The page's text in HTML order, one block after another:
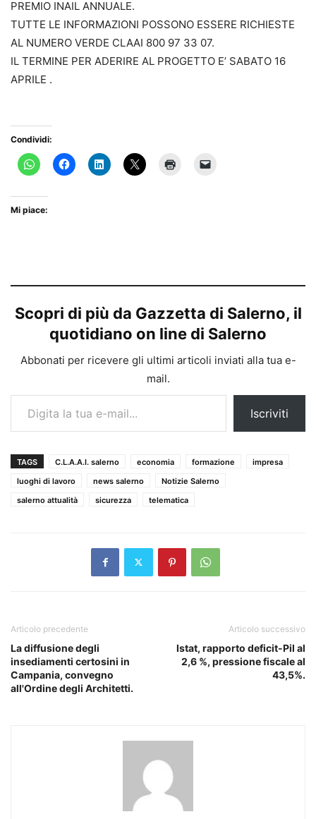
PREMIO INAIL ANNUALE.
TUTTE LE INFORMAZIONI POSSONO ESSERE RICHIESTE
AL NUMERO VERDE CLAAI 800 97 33 07.
IL TERMINE PER ADERIRE AL PROGETTO E’ SABATO 16
APRILE .
Condividi:
Mi piace:
Scopri di più da Gazzetta di Salerno, il
quotidiano on line di Salerno
Abbonati per ricevere gli ultimi articoli inviati alla tua e-
mail.
Digita la tua e-mail...
Iscriviti
TAGS C.L.A.A.I. salerno economia formazione
impresa
luoghi di lavoro
news salerno
Notizie Salerno
salerno attualità
sicurezza telematica
Articolo precedente
La diffusione degli
insediamenti certosini in
Campania, convegno
all'Ordine degli Architetti.
Articolo successivo
Istat, rapporto deficit-Pil al
2,6 %, pressione fiscale al
43,5%.